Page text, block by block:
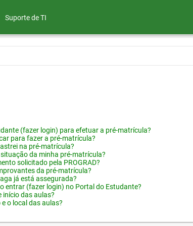
Suporte de TI
(fazer login) para efetuar a pré-matrícula?
para fazer a pré-matrícula?
na pré-matrícula?
da minha pré-matrícula?
solicitado pela PROGRAD?
da pré-matrícula?
já está assegurada?
entrar (fazer login) no Portal do Estudante?
início das aulas?
o local das aulas?